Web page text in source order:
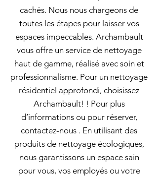
cachés. Nous nous chargeons de
toutes les étapes pour laisser vos
espaces impeccables. Archambault
vous offre un service de nettoyage
haut de gamme, réalisé avec soin et
professionnalisme. Pour un nettoyage
résidentiel approfondi, choisissez
Archambault! ! Pour plus
d’informations ou pour réserver,
contactez-nous . En utilisant des
produits de nettoyage écologiques,
nous garantissons un espace sain
pour vous, vos employés ou votre